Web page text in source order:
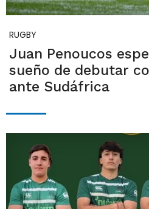
RUGBY
Juan Penoucos
sueño de debutar
ante Sudáfrica